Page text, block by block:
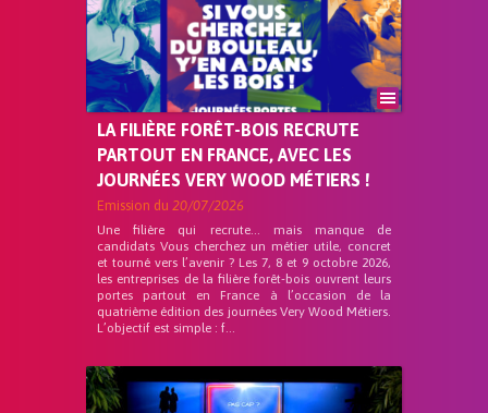
LA FILIÈRE FORÊT-BOIS RECRUTE
PARTOUT EN FRANCE, AVEC LES
JOURNÉES VERY WOOD MÉTIERS !
Emission du 20/07/2026
Une filière qui recrute… mais manque de
candidats Vous cherchez un métier utile, concret
et tourné vers l’avenir ? Les 7, 8 et 9 octobre 2026,
les entreprises de la filière forêt-bois ouvrent leurs
portes partout en France à l’occasion de la
quatrième édition des journées Very Wood Métiers.
L’objectif est simple : f...